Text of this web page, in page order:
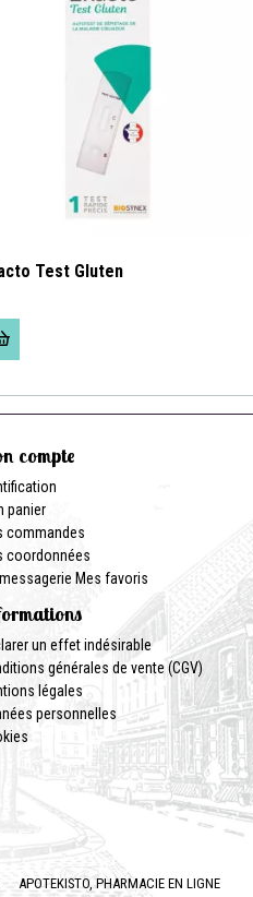
Test Gluten
compte
panier
commandes
coordonnées
Mes favoris
un effet indésirable
générales de vente (CGV)
légales
personnelles
APOTEKISTO, PHARMACIE EN LIGNE